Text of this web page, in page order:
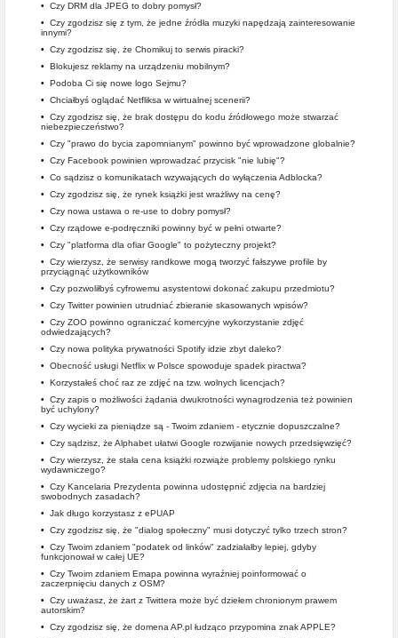
• Czy DRM dla JPEG to dobry pomysł?
• Czy zgodzisz się z tym, że jedne źródła muzyki napędzają zainteresowanie
innymi?
• Czy zgodzisz się, że Chomikuj to serwis piracki?
• Blokujesz reklamy na urządzeniu mobilnym?
• Podoba Ci się nowe logo Sejmu?
• Chciałbyś oglądać Netfliksa w wirtualnej scenerii?
• Czy zgodzisz się, że brak dostępu do kodu źródłowego może stwarzać
niebezpieczeństwo?
• Czy "prawo do bycia zapomnianym" powinno być wprowadzone globalnie?
• Czy Facebook powinien wprowadzać przycisk "nie lubię"?
• Co sądzisz o komunikatach wzywających do wyłączenia Adblocka?
• Czy zgodzisz się, że rynek książki jest wrażliwy na cenę?
• Czy nowa ustawa o re-use to dobry pomysł?
• Czy rządowe e-podręczniki powinny być w pełni otwarte?
• Czy "platforma dla ofiar Google" to pożyteczny projekt?
• Czy wierzysz, że serwisy randkowe mogą tworzyć fałszywe profile by
przyciągnąć użytkowników
• Czy pozwoliłbyś cyfrowemu asystentowi dokonać zakupu przedmiotu?
• Czy Twitter powinien utrudniać zbieranie skasowanych wpisów?
• Czy ZOO powinno ograniczać komercyjne wykorzystanie zdjęć
odwiedzających?
• Czy nowa polityka prywatności Spotify idzie zbyt daleko?
• Obecność usługi Netflix w Polsce spowoduje spadek piractwa?
• Korzystałeś choć raz ze zdjęć na tzw. wolnych licencjach?
• Czy zapis o możliwości żądania dwukrotności wynagrodzenia też powinien
być uchylony?
• Czy wycieki za pieniądze są - Twoim zdaniem - etycznie dopuszczalne?
• Czy sądzisz, że Alphabet ułatwi Google rozwijanie nowych przedsięwzięć?
• Czy wierzysz, że stała cena książki rozwiąże problemy polskiego rynku
wydawniczego?
• Czy Kancelaria Prezydenta powinna udostępnić zdjęcia na bardziej
swobodnych zasadach?
• Jak długo korzystasz z ePUAP
• Czy zgodzisz się, że "dialog społeczny" musi dotyczyć tylko trzech stron?
• Czy Twoim zdaniem "podatek od linków" zadziałałby lepiej, gdyby
funkcjonował w całej UE?
• Czy Twoim zdaniem Emapa powinna wyraźniej poinformować o
zaczerpnięciu danych z OSM?
• Czy uważasz, że żart z Twittera może być dziełem chronionym prawem
autorskim?
• Czy zgodzisz się, że domena AP.pl łudząco przypomina znak APPLE?